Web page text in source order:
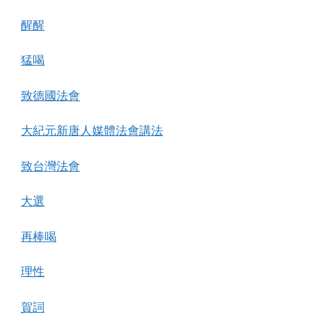
醒醒
猛喝
致德國法會
大紀元新唐人媒體法會講法
致台灣法會
大選
再棒喝
理性
賀詞